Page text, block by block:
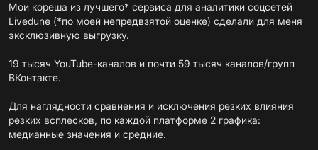
Мои кореша из лучшего* сервиса для аналитики соцсетей
Livedune (*по моей непредвзятой оценке) сделали для меня
эксклюзивную выгрузку.
19 тысяч YouTube-каналов и почти 59 тысяч каналов/групп
ВКонтакте.
Для наглядности сравнения и исключения резких влияния
резких всплесков, по каждой платформе 2 графика:
медианные значения и средние.